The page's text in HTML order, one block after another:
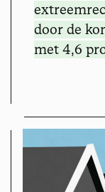
door de
met 4,6